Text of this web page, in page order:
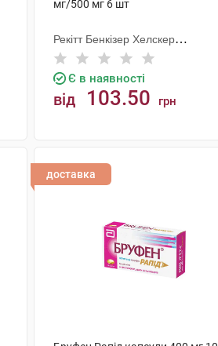
мг/500 мг 6 шт
Рекітт Бенкізер Хелскер
Інтернешнл
Є в наявності
від 103.50 грн
доставка